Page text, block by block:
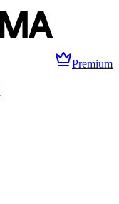
Premium